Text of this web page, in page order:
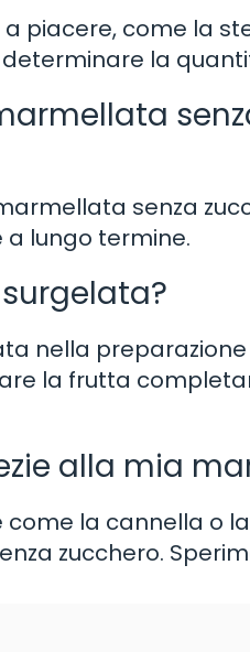
piacere, come la
la
senza
a lungo termine.
nella
la frutta
alla mia
come la cannella o
zucchero.